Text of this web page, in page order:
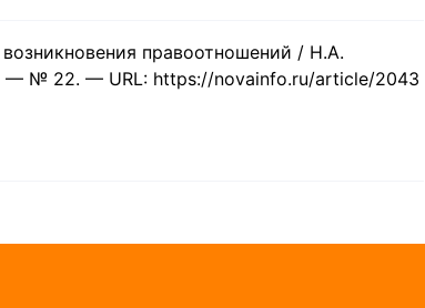
правоотношений / Н.А.
— № 22. — URL: https://novainfo.ru/article/2043